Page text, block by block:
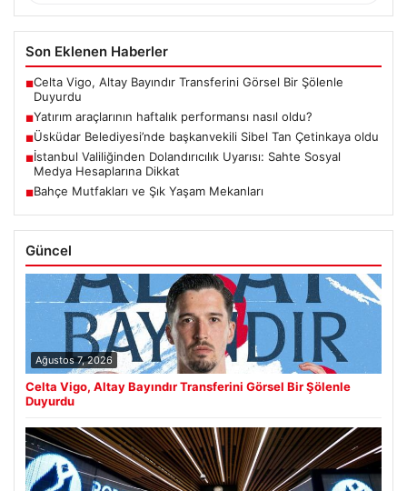
Son Eklenen Haberler
■Celta Vigo, Altay Bayındır Transferini Görsel Bir Şölenle
Duyurdu
■Yatırım araçlarının haftalık performansı nasıl oldu?
■Üsküdar Belediyesi’nde başkanvekili Sibel Tan Çetinkaya oldu
■İstanbul Valiliğinden Dolandırıcılık Uyarısı: Sahte Sosyal
Medya Hesaplarına Dikkat
■Bahçe Mutfakları ve Şık Yaşam Mekanları
Güncel
Ağustos 7, 2026
Celta Vigo, Altay Bayındır Transferini Görsel Bir Şölenle
Duyurdu